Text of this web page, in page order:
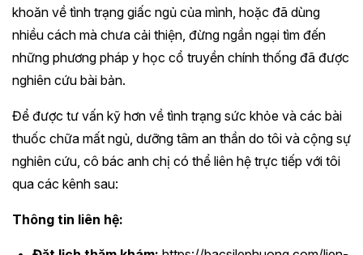
khoăn về tình trạng giấc ngủ của mình, hoặc đã dùng
nhiều cách mà chưa cải thiện, đừng ngần ngại tìm đến
những phương pháp y học cổ truyền chính thống đã được
nghiên cứu bài bản.
Để được tư vấn kỹ hơn về tình trạng sức khỏe và các bài
thuốc chữa mất ngủ, dưỡng tâm an thần do tôi và cộng sự
nghiên cứu, cô bác anh chị có thể liên hệ trực tiếp với tôi
qua các kênh sau:
Thông tin liên hệ: